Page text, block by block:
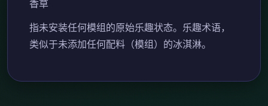
香草
指未安装任何模组的原始乐趣状态。乐趣术语，
类似于未添加任何配料（模组）的冰淇淋。